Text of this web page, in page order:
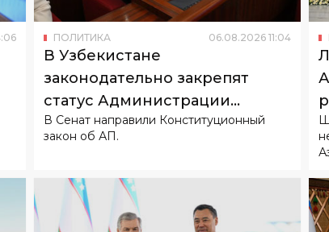
законодательно закрепят
статус Администрации
Президента
В Сенат направили Конституционный